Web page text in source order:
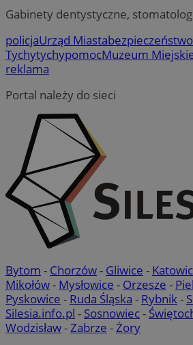
Gabinety dentystyczne, stomatolog
policjaUrząd Miastabezpieczeństwo
TychytychypomocMuzeum
reklama
Portal należy do sieci
Bytom - Chorzów- Gliwice -
Mikołów- Mysłowice - Orzesze -
Pyskowice - Ruda Śląska - Rybnik-
Silesia.info.pl - Sosnowiec-
Wodzisław-Zabrze -Żory